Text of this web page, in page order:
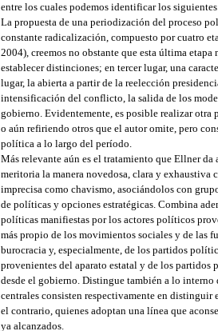
entre los cuales podemos identificar los
La propuesta de una periodización del proceso
constante radicalización, compuesto por cuatro
2004), creemos no obstante que esta última
establecer distinciones; en tercer lugar, una
lugar, la abierta a partir de la reelección
intensificación del conflicto, la salida de los
gobierno. Evidentemente, es posible realizar otra
o aún refiriendo otros que el autor omite, pero
política a lo largo del período.
Más relevante aún es el tratamiento que Ellner
meritoria la manera novedosa, clara y exhaustiva
imprecisa como chavismo, asociándolos con
de políticas y opciones estratégicas. Combina
políticas manifiestas por los actores políticos
más propio de los movimientos sociales y de las
burocracia y, especialmente, de los partidos
provenientes del aparato estatal y de los
desde el gobierno. Distingue también a lo interno
centrales consisten respectivamente en
el contrario, quienes adoptan una línea que
ya alcanzados.